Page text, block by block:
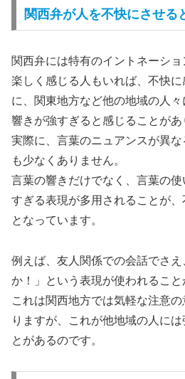
関西弁が人を不快にさせる
関西弁には特有のイントネーシ
楽しく感じる人もいれば、不快
に、関東地方など他の地域の人
響きが強すぎると感じることがあ
実際に、言葉のニュアンスが異
も少なくありません。
言葉の響きだけでなく、言葉の
すぎる表現が多用されることが
となっています。
例えば、友人関係での会話でさ
か！」という表現が使われること
これは関西地方では気軽な注意
りますが、これが他地域の人に
とがあるのです。